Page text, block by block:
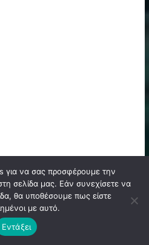
για να σας προσφέρουμε την
σελίδα μας. Εάν συνεχίσετε να
θα υποθέσουμε πως είστε
με αυτό.
Εντάξει